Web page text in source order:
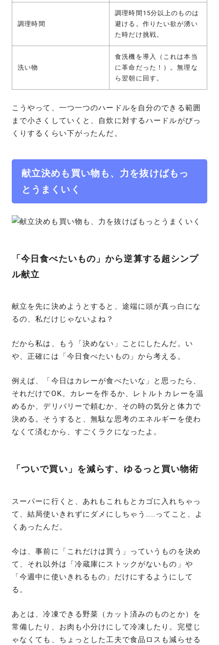
調理時間
調理時間15分以上のものは
避ける。作りたい欲が湧い
た時だけ挑戦。
洗い物
食洗機を導入（これは本当
に革命だった！）。無理な
ら翌朝に回す。
こうやって、一つ一つのハードルを自分のできる範囲
まで小さくしていくと、自炊に対するハードルがびっ
くりするくらい下がったんだ。
献立決めも買い物も、力を抜けばもっ
とうまくいく
「今日食べたいもの」から逆算する超シンプ
ル献立
献立を先に決めようとすると、途端に頭が真っ白にな
るの、私だけじゃないよね？
だから私は、もう「決めない」ことにしたんだ。い
や、正確には「今日食べたいもの」から考える。
例えば、「今日はカレーが食べたいな」と思ったら、
それだけでOK。カレーを作るか、レトルトカレーを温
めるか、デリバリーで頼むか、その時の気分と体力で
決める。そうすると、無駄な思考のエネルギーを使わ
なくて済むから、すごくラクになったよ。
「ついで買い」を減らす、ゆるっと買い物術
スーパーに行くと、あれもこれもとカゴに入れちゃっ
て、結局使いきれずにダメにしちゃう……ってこと、よ
くあったんだ。
今は、事前に「これだけは買う」っていうものを決め
て、それ以外は「冷蔵庫にストックがないもの」や
「今週中に使いきれるもの」だけにするようにして
る。
あとは、冷凍できる野菜（カット済みのものとか）を
常備したり、お肉も小分けにして冷凍したり。完璧じ
ゃなくても、ちょっとした工夫で食品ロスも減らせる